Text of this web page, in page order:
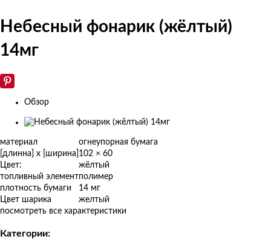
Небесный фонарик (жёлтый)
14мг
Обзор
Изображения
товаров
материал
огнеупорная бумага
[длинна] x [ширина] 102 × 60
Цвет:
жёлтый
топливный элементполимер
плотность бумаги
14 мг
Цвет шарика
желтый
посмотреть все характеристики
Категории: